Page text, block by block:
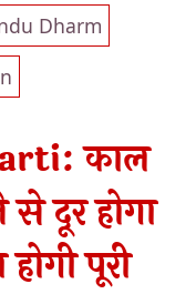
Dharm
काल
दूर होगा
पूरी